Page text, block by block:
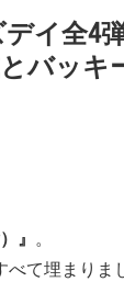
イ全4
バッキ
』
て埋まりま